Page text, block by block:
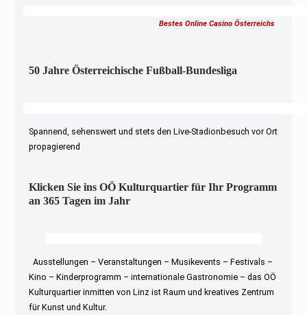
Bestes Online Casino Österreichs
50 Jahre Österreichische Fußball-Bundesliga
Spannend, sehenswert und stets den Live-Stadionbesuch vor Ort
propagierend
Klicken Sie ins OÖ Kulturquartier für Ihr Programm
an 365 Tagen im Jahr
Ausstellungen – Veranstaltungen – Musikevents – Festivals –
Kino – Kinderprogramm – internationale Gastronomie – das OÖ
Kulturquartier inmitten von Linz ist Raum und kreatives Zentrum
für Kunst und Kultur.